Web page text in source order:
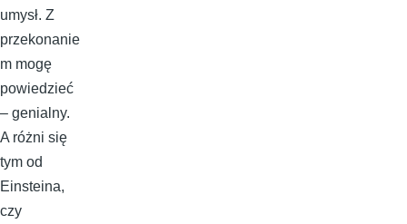
umysł. Z
przekonanie
m mogę
powiedzieć
– genialny.
A różni się
tym od
Einsteina,
czy